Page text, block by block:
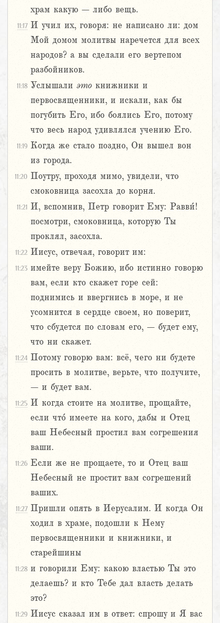
храм какую – либо вещь.
11:17 И учил их, говоря: не написано ли: дом
Мой домом молитвы наречется для всех
народов? а вы сделали его вертепом
разбойников.
11:18 Услышали это книжники и
первосвященники, и искали, как бы
погубить Его, ибо боялись Его, потому
что весь народ удивлялся учению Его.
11:19 Когда же стало поздно, Он вышел вон
из города.
11:20 Поутру, проходя мимо, увидели, что
смоковница засохла до корня.
11:21 И, вспомнив, Петр говорит Ему: Равви́!
посмотри, смоковница, которую Ты
проклял, засохла.
11:22 Иисус, отвечая, говорит им:
11:23 имейте веру Божию, ибо истинно говорю
вам, если кто скажет горе сей:
поднимись и ввергнись в море, и не
усомнится в сердце своем, но поверит,
что сбудется по словам его, – будет ему,
что ни скажет.
11:24 Потому говорю вам: всё, чего ни будете
просить в молитве, верьте, что получите,
– и будет вам.
11:25 И когда стоите на молитве, прощайте,
если что́ имеете на кого, дабы и Отец
ваш Небесный простил вам согрешения
ваши.
11:26 Если же не прощаете, то и Отец ваш
Небесный не простит вам согрешений
ваших.
11:27 Пришли опять в Иерусалим. И когда Он
ходил в храме, подошли к Нему
первосвященники и книжники, и
старейшины
11:28 и говорили Ему: какою властью Ты это
делаешь? и кто Тебе дал власть делать
это?
11:29 Иисус сказал им в ответ: спрошу и Я вас